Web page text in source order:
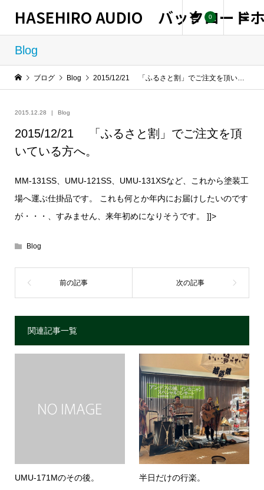
HASEHIRO AUDIO バックロード
0
Blog
ブログ Blog 2015/12/21 「ふるさと割」でご注文を頂いている方へ。
2015.12.28 Blog
2015/12/21 「ふるさと割」でご注文を頂
いている方へ。
MM-131SS、UMU-121SS、UMU-131XSなど、これから塗装工
場へ運ぶ仕掛品です。 これも何とか年内にお届けしたいのです
が・・・、すみません、来年初めになりそうです。 ]]>
Blog
関連記事一覧
UMU-171Mのその後。 半日だけの行楽。